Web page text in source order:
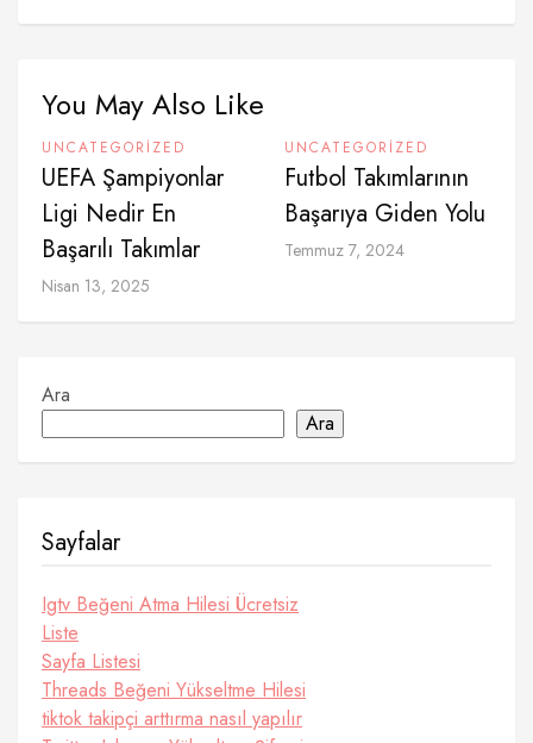
You May Also Like
UNCATEGORIZED
UEFA Şampiyonlar
Ligi Nedir En
Başarılı Takımlar
Nisan 13, 2025
UNCATEGORIZED
Futbol Takımlarının
Başarıya Giden Yolu
Temmuz 7, 2024
Ara
Ara
Sayfalar
Igtv Beğeni Atma Hilesi Ücretsiz
Liste
Sayfa Listesi
Threads Beğeni Yükseltme Hilesi
tiktok takipçi arttırma nasıl yapılır